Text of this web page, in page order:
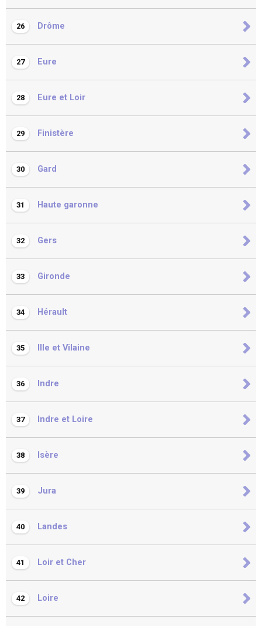
26 Drôme
27 Eure
28 Eure et Loir
29 Finistère
30 Gard
31 Haute garonne
32 Gers
33 Gironde
34 Hérault
35 Ille et Vilaine
36 Indre
37 Indre et Loire
38 Isère
39 Jura
40 Landes
41 Loir et Cher
42 Loire